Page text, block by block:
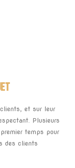
et sur leur
Plusieurs
temps pour
des clients